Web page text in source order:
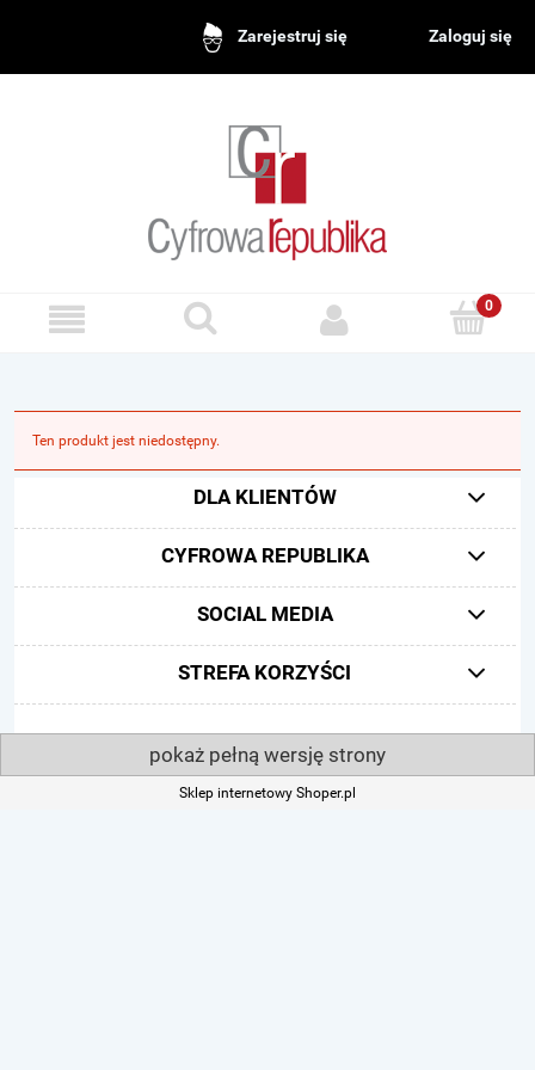
Zarejestruj się Zaloguj się
Ten produkt jest niedostępny.
DLA KLIENTÓW
CYFROWA REPUBLIKA
SOCIAL MEDIA
STREFA KORZYŚCI
pokaż pełną wersję strony
Sklep internetowy Shoper.pl